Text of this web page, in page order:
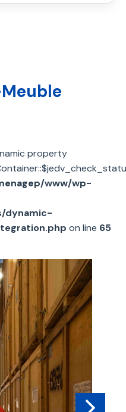
property
www/wp-
dynamic-
on line 65